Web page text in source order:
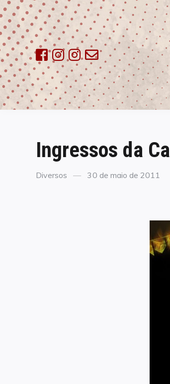
Skip
to
content
Ingressos da
Categories
Diversos
Posted
30 de maio de 2011